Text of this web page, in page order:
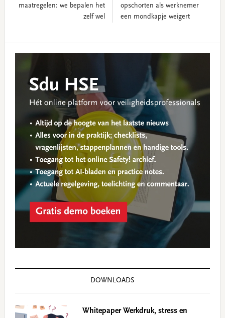
maatregelen: we bepalen het
zelf wel
opschorten als werknemer
een mondkapje weigert
DOWNLOADS
Whitepaper Werkdruk, stress en